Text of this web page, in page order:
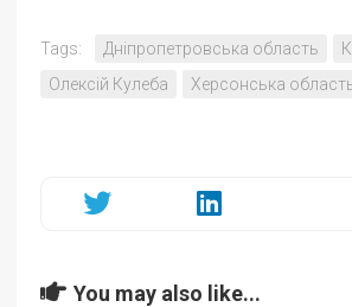
Tags: Дніпропетровська область
Олексій Кулеба
Херсонська
You may also like...